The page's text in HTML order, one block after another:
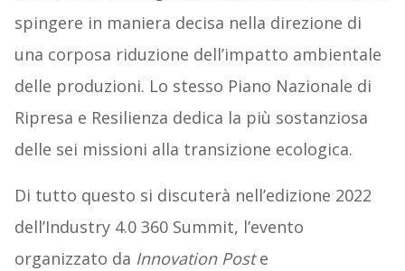
spingere in maniera decisa nella direzione di
una corposa riduzione dell’impatto ambientale
delle produzioni. Lo stesso Piano Nazionale di
Ripresa e Resilienza dedica la più sostanziosa
delle sei missioni alla transizione ecologica.
Di tutto questo si discuterà nell’edizione 2022
dell’Industry 4.0 360 Summit, l’evento
organizzato da Innovation Poste